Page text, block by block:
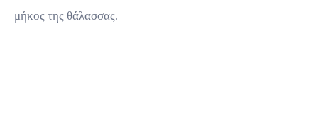
μήκος της θάλασσας.